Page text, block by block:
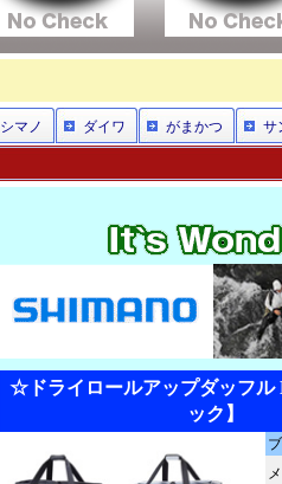
シマノ ダイワ がまかつ サ
☆ドライロールアップダッフル
ック】